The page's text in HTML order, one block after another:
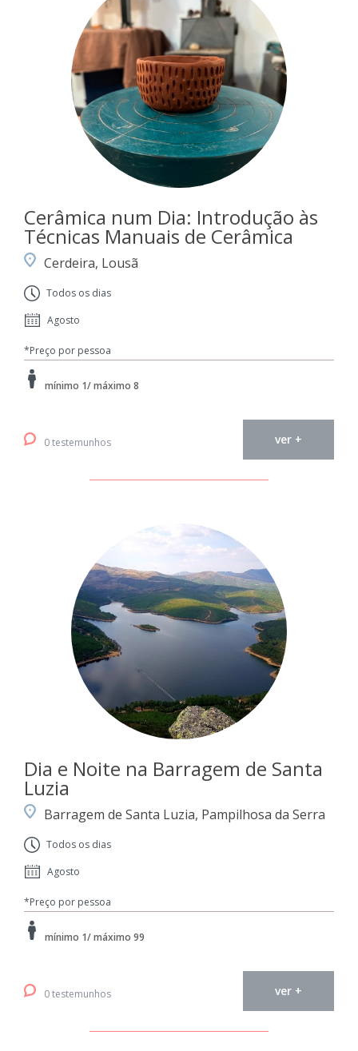
Cerâmica num Dia: Introdução às
Técnicas Manuais de Cerâmica
Cerdeira, Lousã
Todos os dias
Agosto
*Preço por pessoa
mínimo 1/ máximo 8
0 testemunhos ver +
Dia e Noite na Barragem de Santa
Luzia
Barragem de Santa Luzia, Pampilhosa da Serra
Todos os dias
Agosto
*Preço por pessoa
mínimo 1/ máximo 99
0 testemunhos ver +